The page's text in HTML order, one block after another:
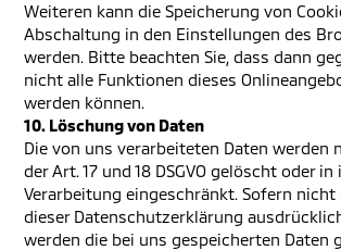
Weiteren kann die Speicherung von
Abschaltung in den Einstellungen des
werden. Bitte beachten Sie, dass dann
nicht alle Funktionen dieses
werden können.
10. Löschung von Daten
Die von uns verarbeiteten Daten werden
der Art. 17 und 18 DSGVO gelöscht oder in
Verarbeitung eingeschränkt. Sofern nicht
dieser Datenschutzerklärung
werden die bei uns gespeicherten Daten